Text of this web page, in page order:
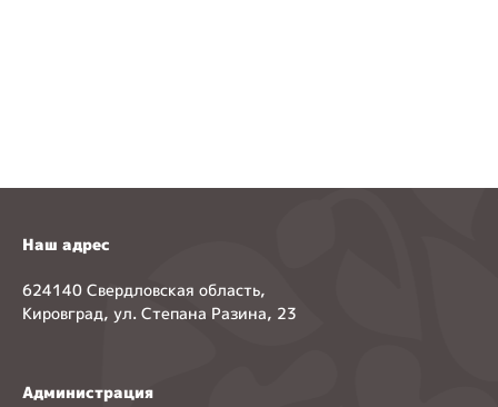
Наш адрес
624140 Свердловская область,
Кировград, ул. Степана Разина, 23
Администрация